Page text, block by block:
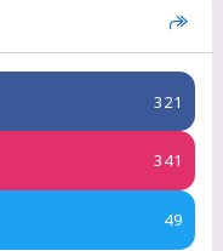
321
341
49